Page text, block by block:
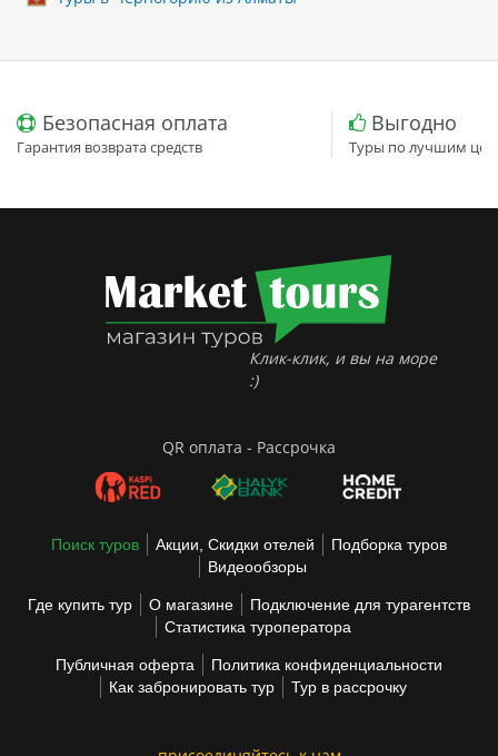
Безопасная оплата
Гарантия возврата средств
Выгодно
Туры по лучшим
Клик-клик, и вы на море
:)
QR оплата - Рассрочка
Поиск туров Акции, Скидки отелей
Подборка туров
Видеообзоры
Где купить тур О магазине
Подключение для турагентств
Статистика туроператора
Публичная оферта
Политика конфиденциальности
Как забронировать тур
Тур в рассрочку